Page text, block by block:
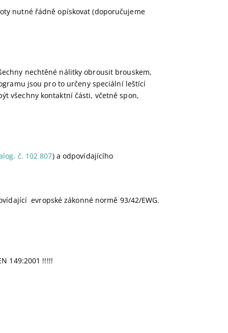
nutné řádně opískovat (doporučujeme
nechtěné nálitky obrousit brouskem,
jsou pro to určeny speciální leštící
všechny kontaktní části, včetně spon,
č. 102 807) a odpovídajícího
evropské zákonné normě 93/42/EWG.
149:2001 !!!!!